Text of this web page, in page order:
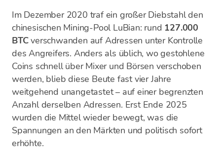
Im Dezember 2020 traf ein großer Diebstahl den
chinesischen Mining-Pool LuBian: rund 127.000
BTCverschwanden auf Adressen unter Kontrolle
des Angreifers. Anders als üblich, wo gestohlene
Coins schnell über Mixer und Börsen verschoben
werden, blieb diese Beute fast vier Jahre
weitgehend unangetastet – auf einer begrenzten
Anzahl derselben Adressen. Erst Ende 2025
wurden die Mittel wieder bewegt, was die
Spannungen an den Märkten und politisch sofort
erhöhte.